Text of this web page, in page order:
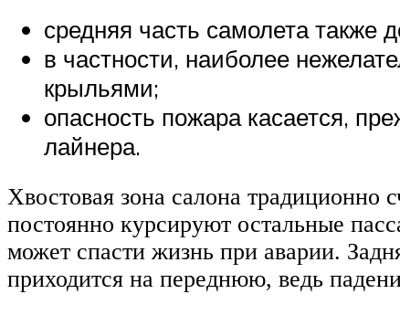
средняя часть самолета также
в частности, наиболее
крыльями;
опасность пожара касается,
лайнера.
Хвостовая зона салона традиционно
постоянно курсируют остальные
может спасти жизнь при аварии.
приходится на переднюю, ведь